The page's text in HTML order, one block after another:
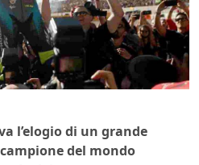
l’elogio di un grande
del mondo